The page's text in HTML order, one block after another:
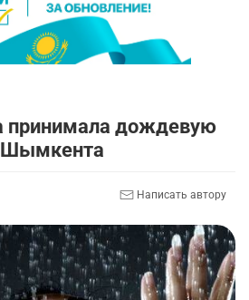
принимала дождевую
Шымкента
Написать автору